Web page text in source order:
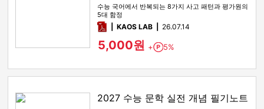
수능 국어에서 반복되는 8가지 사고 패턴과 평가원의
5대 함정
pdfKAOS LAB 26.07.14
5,000원 + Point
5%
2027 수능 문학 실전 개념 필기노트